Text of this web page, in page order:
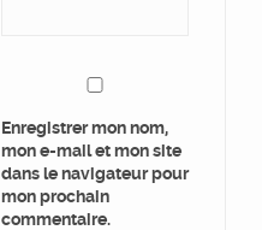
Enregistrer mon nom,
mon e-mail et mon site
dans le navigateur pour
mon prochain
commentaire.